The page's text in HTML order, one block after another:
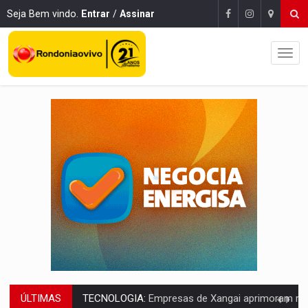
Seja Bem vindo. Entrar / Assinar
ÚLTIMAS PROTEGE A TERRA:China descobre como explodir asteroide com bomba